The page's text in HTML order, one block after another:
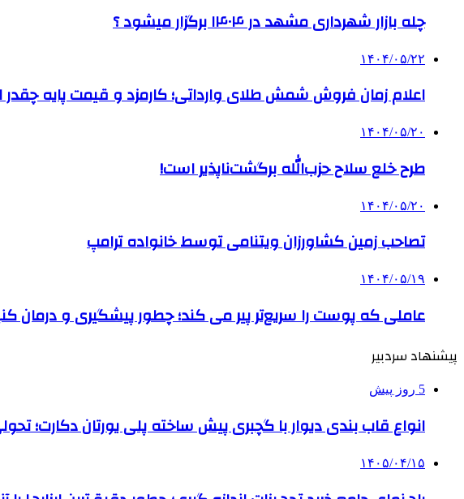
چله بازار شهرداری مشهد در ۱۴۰۴ برگزار میشود ؟
۱۴۰۴/۰۵/۲۲
اعلام زمان فروش شمش طلای وارداتی؛ کارمزد و قیمت پایه
۱۴۰۴/۰۵/۲۰
طرح خلع سلاح حزب‌الله برگشت‌ناپذیر است!
۱۴۰۴/۰۵/۲۰
تصاحب زمین کشاورزان ویتنامی توسط خانواده ترامپ
۱۴۰۴/۰۵/۱۹
عاملی که پوست را سریع‌تر پیر می کند؛ چطور پیشگیری و درمان
پیشنهاد سردبیر
5 روز پیش
انواع قاب بندی دیوار با گچبری پیش ساخته پلی یورتان دکارت؛
۱۴۰۵/۰۴/۱۵